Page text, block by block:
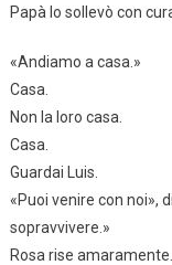
Papà lo sollevò con
«Andiamo a casa.»
Casa.
Non la loro casa.
Casa.
Guardai Luis.
«Puoi venire con noi»,
sopravvivere.»
Rosa rise amaramente.